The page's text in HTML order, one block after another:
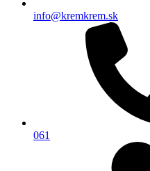
info@kremkrem.sk
061